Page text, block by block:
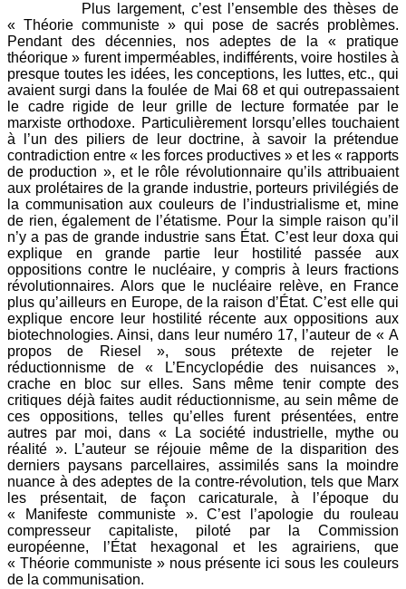
Plus largement, c’est l’ensemble des thèses de
« Théorie communiste » qui pose de sacrés problèmes.
Pendant des décennies, nos adeptes de la « pratique
théorique » furent imperméables, indifférents, voire hostiles à
presque toutes les idées, les conceptions, les luttes, etc., qui
avaient surgi dans la foulée de Mai 68 et qui outrepassaient
le cadre rigide de leur grille de lecture formatée par le
marxiste orthodoxe. Particulièrement lorsqu’elles touchaient
à l’un des piliers de leur doctrine, à savoir la prétendue
contradiction entre « les forces productives » et les « rapports
de production », et le rôle révolutionnaire qu’ils attribuaient
aux prolétaires de la grande industrie, porteurs privilégiés de
la communisation aux couleurs de l’industrialisme et, mine
de rien, également de l’étatisme. Pour la simple raison qu’il
n’y a pas de grande industrie sans État. C’est leur doxa qui
explique en grande partie leur hostilité passée aux
oppositions contre le nucléaire, y compris à leurs fractions
révolutionnaires. Alors que le nucléaire relève, en France
plus qu’ailleurs en Europe, de la raison d’État. C’est elle qui
explique encore leur hostilité récente aux oppositions aux
biotechnologies. Ainsi, dans leur numéro 17, l’auteur de « A
propos de Riesel », sous prétexte de rejeter le
réductionnisme de « L’Encyclopédie des nuisances »,
crache en bloc sur elles. Sans même tenir compte des
critiques déjà faites audit réductionnisme, au sein même de
ces oppositions, telles qu’elles furent présentées, entre
autres par moi, dans « La société industrielle, mythe ou
réalité ». L’auteur se réjouie même de la disparition des
derniers paysans parcellaires, assimilés sans la moindre
nuance à des adeptes de la contre-révolution, tels que Marx
les présentait, de façon caricaturale, à l’époque du
« Manifeste communiste ». C’est l’apologie du rouleau
compresseur capitaliste, piloté par la Commission
européenne, l’État hexagonal et les agrairiens, que
« Théorie communiste » nous présente ici sous les couleurs
de la communisation.